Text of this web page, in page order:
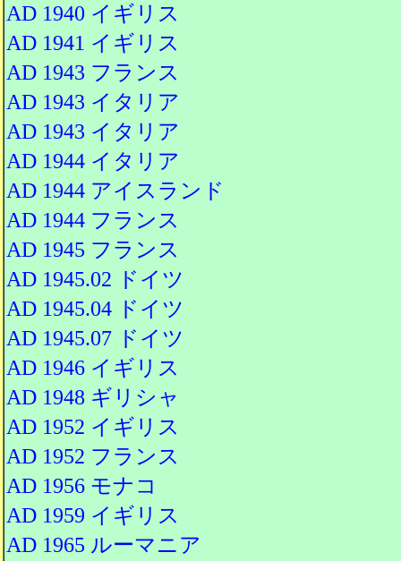
AD 1940 イギリス
AD 1941 イギリス
AD 1943 フランス
AD 1943 イタリア
AD 1943 イタリア
AD 1944 イタリア
AD 1944 アイスランド
AD 1944 フランス
AD 1945 フランス
AD 1945.02 ドイツ
AD 1945.04 ドイツ
AD 1945.07 ドイツ
AD 1946 イギリス
AD 1948 ギリシャ
AD 1952 イギリス
AD 1952 フランス
AD 1956 モナコ
AD 1959 イギリス
AD 1965 ルーマニア